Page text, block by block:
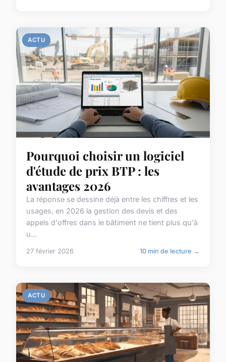
ACTU
Pourquoi choisir un logiciel
d'étude de prix BTP : les
avantages 2026
La réponse se dessine déjà entre les chiffres et les
usages, en 2026 la gestion des devis et des
appels d'offres dans le bâtiment ne tient plus qu'à
u...
27 février 2026 10 min de lecture →
ACTU